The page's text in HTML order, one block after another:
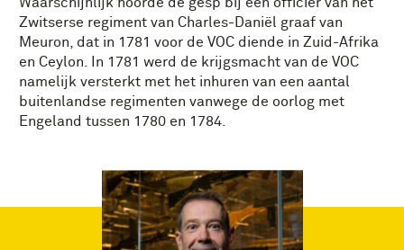
Zwitserse regiment van Charles-Daniël graaf van
Meuron, dat in 1781 voor de VOC diende in Zuid-Afrika
en Ceylon. In 1781 werd de krijgsmacht van de VOC
namelijk versterkt met het inhuren van een aantal
buitenlandse regimenten vanwege de oorlog met
Engeland tussen 1780 en 1784.